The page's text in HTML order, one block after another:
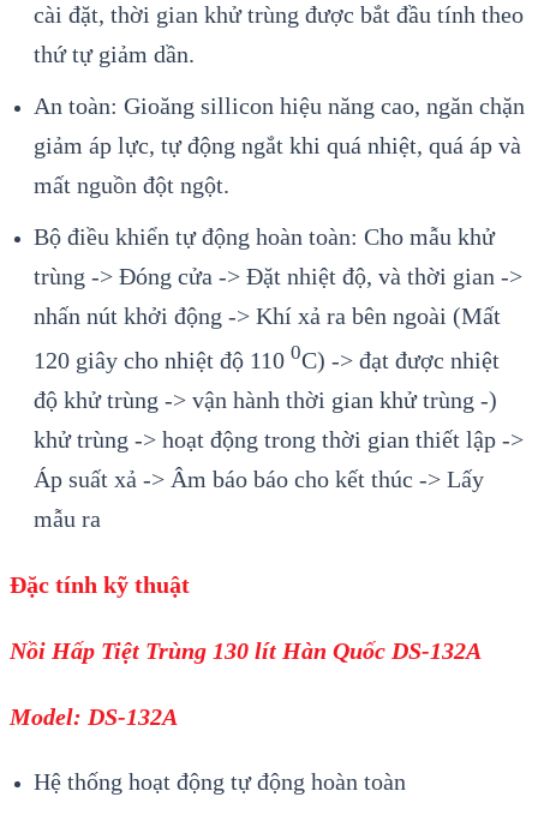
cài đặt, thời gian khử trùng được bắt đầu tính theo
thứ tự giảm dần.
An toàn: Gioăng sillicon hiệu năng cao, ngăn chặn
giảm áp lực, tự động ngắt khi quá nhiệt, quá áp và
mất nguồn đột ngột.
Bộ điều khiển tự động hoàn toàn: Cho mẫu khử
trùng -> Đóng cửa -> Đặt nhiệt độ, và thời gian ->
nhấn nút khởi động -> Khí xả ra bên ngoài (Mất
120 giây cho nhiệt độ 110 0C) -> đạt được nhiệt
độ khử trùng -> vận hành thời gian khử trùng -)
khử trùng -> hoạt động trong thời gian thiết lập ->
Áp suất xả -> Âm báo báo cho kết thúc -> Lấy
mẫu ra
Đặc tính kỹ thuật
Nồi Hấp Tiệt Trùng 130 lít Hàn Quốc DS-132A
Model: DS-132A
Hệ thống hoạt động tự động hoàn toàn